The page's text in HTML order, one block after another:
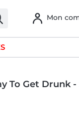
Mon
To Get Drunk -